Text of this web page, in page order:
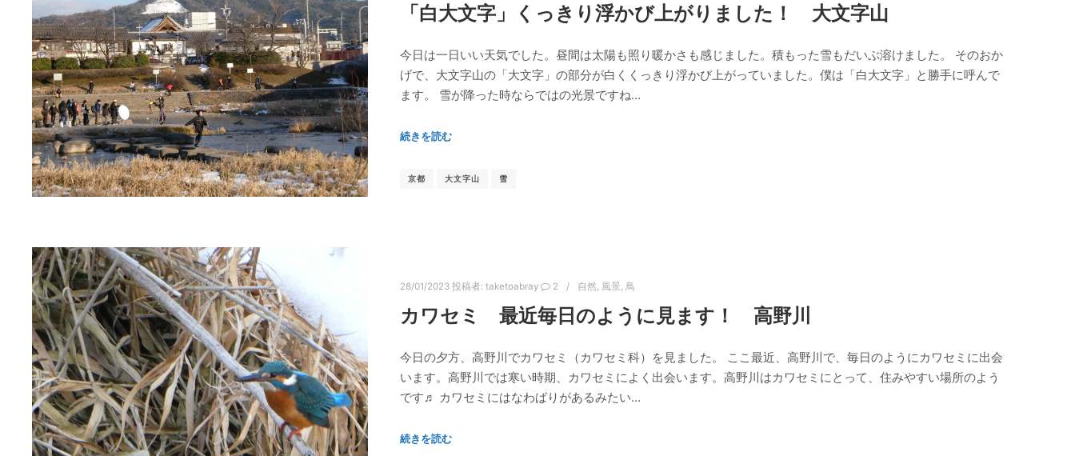
「白大文字」くっきり浮かび上がりました！ 大文字山
今日は一日いい天気でした。昼間は太陽も照り暖かさも感じました。積もった雪もだいぶ溶けました。 そのおか
げで、大文字山の「大文字」の部分が白くくっきり浮かび上がっていました。僕は「白大文字」と勝手に呼んで
ます。 雪が降った時ならではの光景ですね…
続きを読む
京都 大文字山 雪
28/01/2023 投稿者: taketoabray 2 自然, 風景, 鳥
カワセミ 最近毎日のように見ます！ 高野川
今日の夕方、高野川でカワセミ（カワセミ科）を見ました。 ここ最近、高野川で、毎日のようにカワセミに出会
います。高野川では寒い時期、カワセミによく出会います。高野川はカワセミにとって、住みやすい場所のよう
です♬ カワセミにはなわばりがあるみたい…
続きを読む